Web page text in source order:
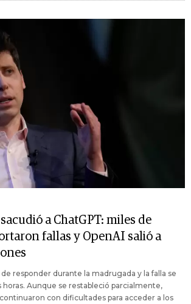
a ChatGPT: miles de
fallas y OpenAI salió a
responder durante la madrugada y la falla se
horas. Aunque se restableció parcialmente,
con dificultades para acceder a los